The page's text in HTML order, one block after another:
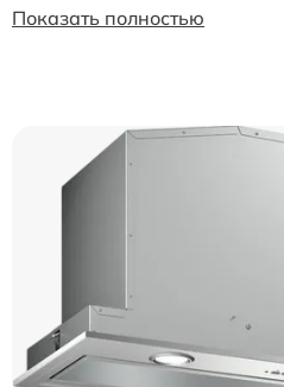
Показать полностью